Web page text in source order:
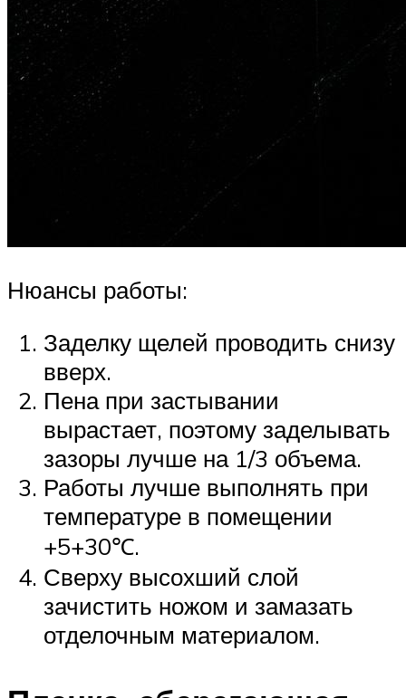
Нюансы работы:
Заделку щелей проводить снизу
вверх.
Пена при застывании
вырастает, поэтому заделывать
зазоры лучше на 1/3 объема.
Работы лучше выполнять при
температуре в помещении
+5+30℃.
Сверху высохший слой
зачистить ножом и замазать
отделочным материалом.